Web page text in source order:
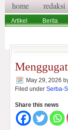
home redaksi
Artikel Berita
May 29, 2026
Filed under Serba-
Share this news